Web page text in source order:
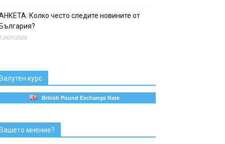
Колко често следите новините от
07/2026
курс
British Pound Exchange Rate
мнение?